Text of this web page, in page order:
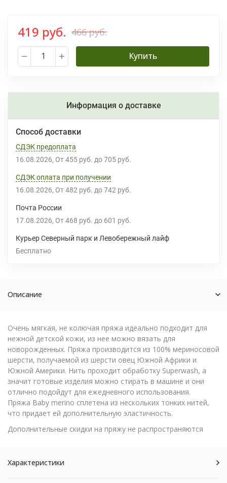
419 руб. 466 руб.
Купить
Информация о доставке
Способ доставки
СДЭК предоплата
16.08.2026 От 455 руб. до 705 руб.
СДЭК оплата при получении
16.08.2026 От 482 руб. до 742 руб.
Почта России
17.08.2026 От 468 руб. до 601 руб.
Курьер Северный парк и Левобережный лайф
Бесплатно
Описание
Очень мягкая, не колючая пряжа идеально подходит для
нежной детской кожи, из нее можно вязать для
новорожденных. Пряжа производится из 100% мериносовой
шерсти, получаемой из шерсти овец Южной Африки и
Южной Америки. Нить проходит обработку Superwash, а
значит готовые изделия можно стирать в машине и они
отлично подойдут для ежедневного использования.
Пряжа Baby merino сплетена из нескольких тонких нитей,
что придает ей дополнительную эластичность.
Дополнительные скидки на пряжу не распространяются
Характеристики